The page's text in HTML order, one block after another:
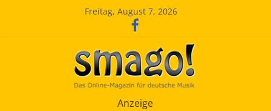
Freitag, August 7, 2026
Anzeige